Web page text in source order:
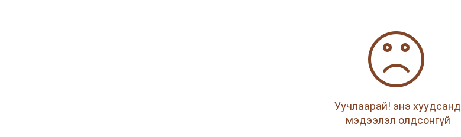
Уучлаарай! энэ хуудсанд
мэдээлэл олдсонгүй